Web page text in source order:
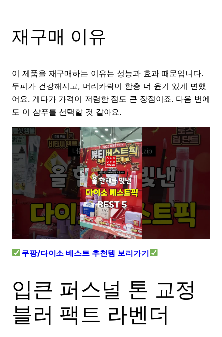
재구매 이유
이 제품을 재구매하는 이유는 성능과 효과 때문입니다.
두피가 건강해지고, 머리카락이 한층 더 윤기 있게 변했
어요. 게다가 가격이 저렴한 점도 큰 장점이죠. 다음 번에
도 이 샴푸를 선택할 것 같아요.
쿠팡/다이소 베스트 추천템 보러가기
입큰 퍼스널 톤 교정
블러 팩트 라벤더